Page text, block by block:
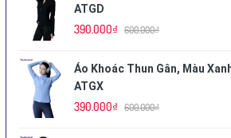
ATGD
390.000₫ 600.000₫
Áo Khoác Thun Gân, Màu
ATGX
390.000₫ 600.000₫